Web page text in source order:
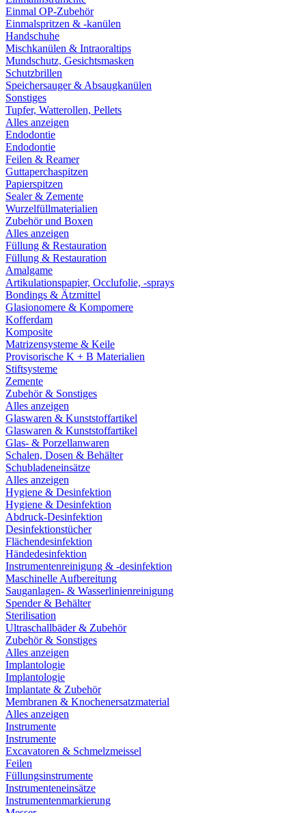
Einmal OP-Zubehör
Einmalspritzen & -kanülen
Handschuhe
Mischkanülen & Intraoraltips
Mundschutz, Gesichtsmasken
Schutzbrillen
Speichersauger & Absaugkanülen
Sonstiges
Tupfer, Watterollen, Pellets
Alles anzeigen
Endodontie
Endodontie
Feilen & Reamer
Guttaperchaspitzen
Papierspitzen
Sealer & Zemente
Wurzelfüllmaterialien
Zubehör und Boxen
Alles anzeigen
Füllung & Restauration
Füllung & Restauration
Amalgame
Artikulationspapier, Occlufolie, -sprays
Bondings & Ätzmittel
Glasionomere & Kompomere
Kofferdam
Komposite
Matrizensysteme & Keile
Provisorische K + B Materialien
Stiftsysteme
Zemente
Zubehör & Sonstiges
Alles anzeigen
Glaswaren & Kunststoffartikel
Glaswaren & Kunststoffartikel
Glas- & Porzellanwaren
Schalen, Dosen & Behälter
Schubladeneinsätze
Alles anzeigen
Hygiene & Desinfektion
Hygiene & Desinfektion
Abdruck-Desinfektion
Desinfektionstücher
Flächendesinfektion
Händedesinfektion
Instrumentenreinigung & -desinfektion
Maschinelle Aufbereitung
Sauganlagen- & Wasserlinienreinigung
Spender & Behälter
Sterilisation
Ultraschallbäder & Zubehör
Zubehör & Sonstiges
Alles anzeigen
Implantologie
Implantologie
Implantate & Zubehör
Membranen & Knochenersatzmaterial
Alles anzeigen
Instrumente
Instrumente
Excavatoren & Schmelzmeissel
Feilen
Füllungsinstrumente
Instrumenteneinsätze
Instrumentenmarkierung